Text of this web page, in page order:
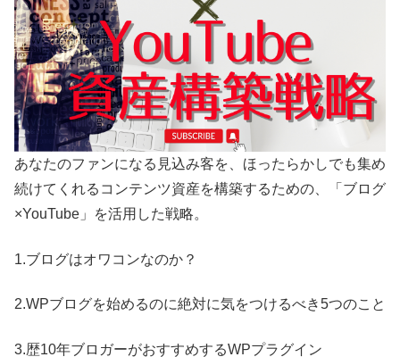
あなたのファンになる見込み客を、ほったらかしでも集め
続けてくれるコンテンツ資産を構築するための、「ブログ
×YouTube」を活用した戦略。
1.ブログはオワコンなのか？
2.WPブログを始めるのに絶対に気をつけるべき5つのこと
3.歴10年ブロガーがおすすめするWPプラグイン